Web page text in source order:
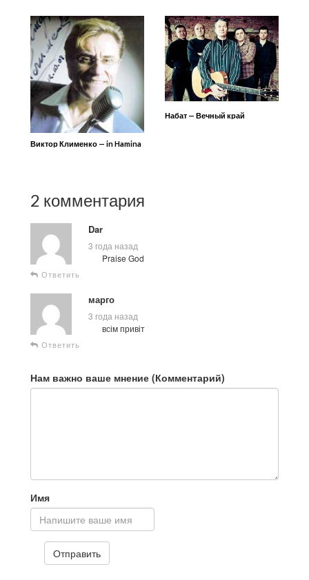
Виктор Клименко — in Hamina
Набат — Вечный край
2 комментария
Dar
3 года назад
Praise God
Ответить
марго
3 года назад
всім привіт
Ответить
Нам важно ваше мнение (Комментарий)
Имя